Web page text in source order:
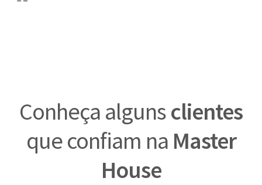
Conheça algunsclientes
que confiam na Master
House